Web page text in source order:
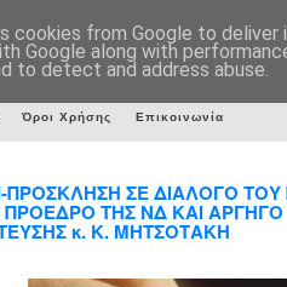
Όροι Χρήσης Επικοινωνία
ΠΡΟΣΚΛΗΣΗ ΣΕ ΔΙΑΛΟΓΟ
ΤΗΣ ΝΔ ΚΑΙ ΑΡΓΗΓΟ
κ. Κ. ΜΗΤΣΟΤΑΚΗ
cookies from Google to
Google along with
to detect and address abuse.